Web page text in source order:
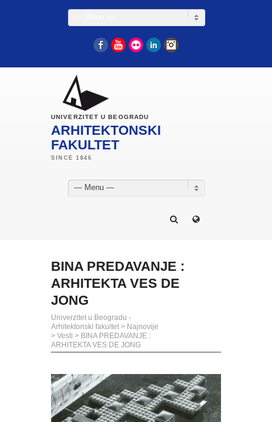
FacebookYouTube
Flickr LinkedIn
UNIVERZITET U BEOGRADU
ARHITEKTONSKI
FAKULTET
— Menu —
BINA PREDAVANJE :
ARHITEKTA VES DE
JONG
Univerzitet u Beogradu -
Arhitektonski fakultet > Najnovije
> Vesti > BINA PREDAVANJE :
ARHITEKTA VES DE JONG